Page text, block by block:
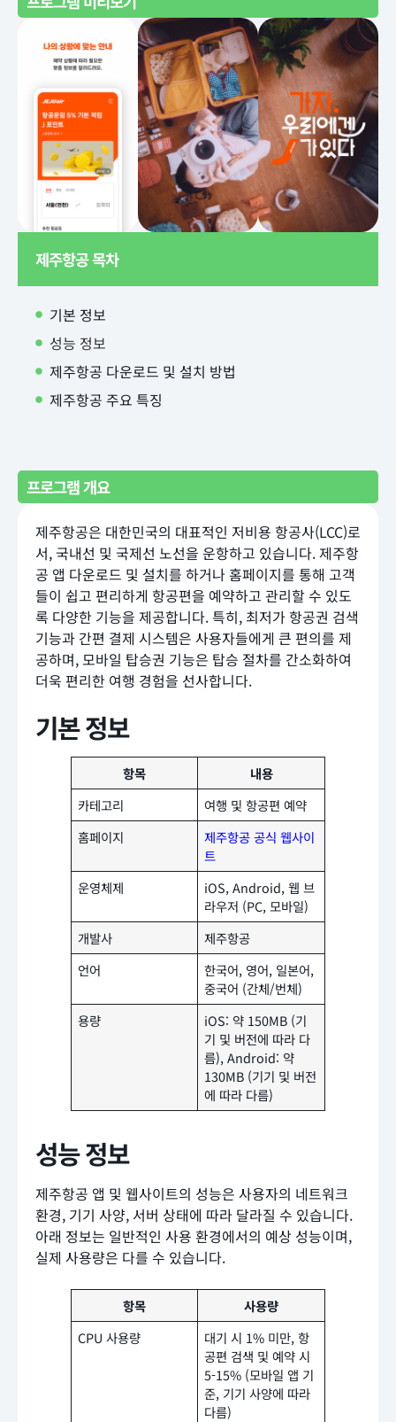
제주항공 목차
기본 정보
성능 정보
제주항공 다운로드 및 설치 방법
제주항공 주요 특징
프로그램 개요
제주항공은 대한민국의 대표적인 저비용 항공사(LCC)로
서, 국내선 및 국제선 노선을 운항하고 있습니다. 제주항
공 앱 다운로드 및 설치를 하거나 홈페이지를 통해 고객
들이 쉽고 편리하게 항공편을 예약하고 관리할 수 있도
록 다양한 기능을 제공합니다. 특히, 최저가 항공권 검색
기능과 간편 결제 시스템은 사용자들에게 큰 편의를 제
공하며, 모바일 탑승권 기능은 탑승 절차를 간소화하여
더욱 편리한 여행 경험을 선사합니다.
기본 정보
항목
내용
카테고리
여행 및 항공편 예약
홈페이지
제주항공 공식 웹사이
트
운영체제
iOS, Android, 웹 브
라우저 (PC, 모바일)
개발사
제주항공
언어
한국어, 영어, 일본어,
중국어 (간체/번체)
용량
iOS: 약 150MB (기
기 및 버전에 따라 다
름), Android: 약
130MB (기기 및 버전
에 따라 다름)
성능 정보
제주항공 앱 및 웹사이트의 성능은 사용자의 네트워크
환경, 기기 사양, 서버 상태에 따라 달라질 수 있습니다.
아래 정보는 일반적인 사용 환경에서의 예상 성능이며,
실제 사용량은 다를 수 있습니다.
항목
사용량
CPU 사용량
대기 시 1% 미만, 항
공편 검색 및 예약 시
5-15% (모바일 앱 기
준, 기기 사양에 따라
다름)